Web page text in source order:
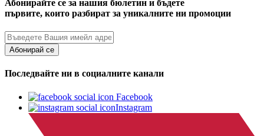
Абонирайте се за нашия бюлетин и бъдете
първите, които разбират за уникалните ни промоции
Абонирай се
Последвайте ни в социалните канали
Facebook
Instagram